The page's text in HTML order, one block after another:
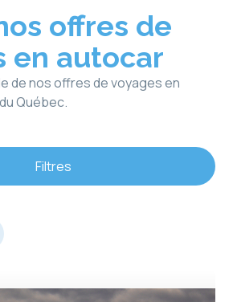
offres de
en autocar
de nos offres de voyages en
Québec.
Filtres